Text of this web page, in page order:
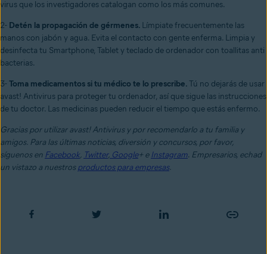
virus que los investigadores catalogan como los más comunes.
2- Detén la propagación de gérmenes. Límpiate frecuentemente las
manos con jabón y agua. Evita el contacto con gente enferma. Limpia y
desinfecta tu Smartphone, Tablet y teclado de ordenador con toallitas anti
bacterias.
3- Toma medicamentos si tu médico te lo prescribe.Tú no dejarás de usar
avast! Antivirus para proteger tu ordenador, así que sigue las instrucciones
de tu doctor. Las medicinas pueden reducir el tiempo que estás enfermo.
Gracias por utilizar avast! Antivirus y por recomendarlo a tu familia y
amigos. Para las últimas noticias, diversión y concursos, por favor,
síguenos en Facebook, Twitter, Google+ eInstagram. Empresarios, echad
un vistazo a nuestrosproductos para empresas.